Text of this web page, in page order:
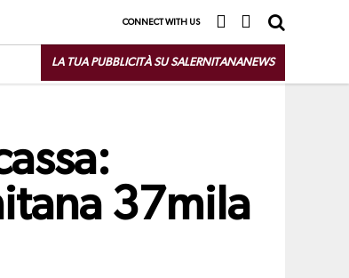
CONNECT WITH US
LA TUA PUBBLICITÀ SU SALERNITANANEWS
37mila